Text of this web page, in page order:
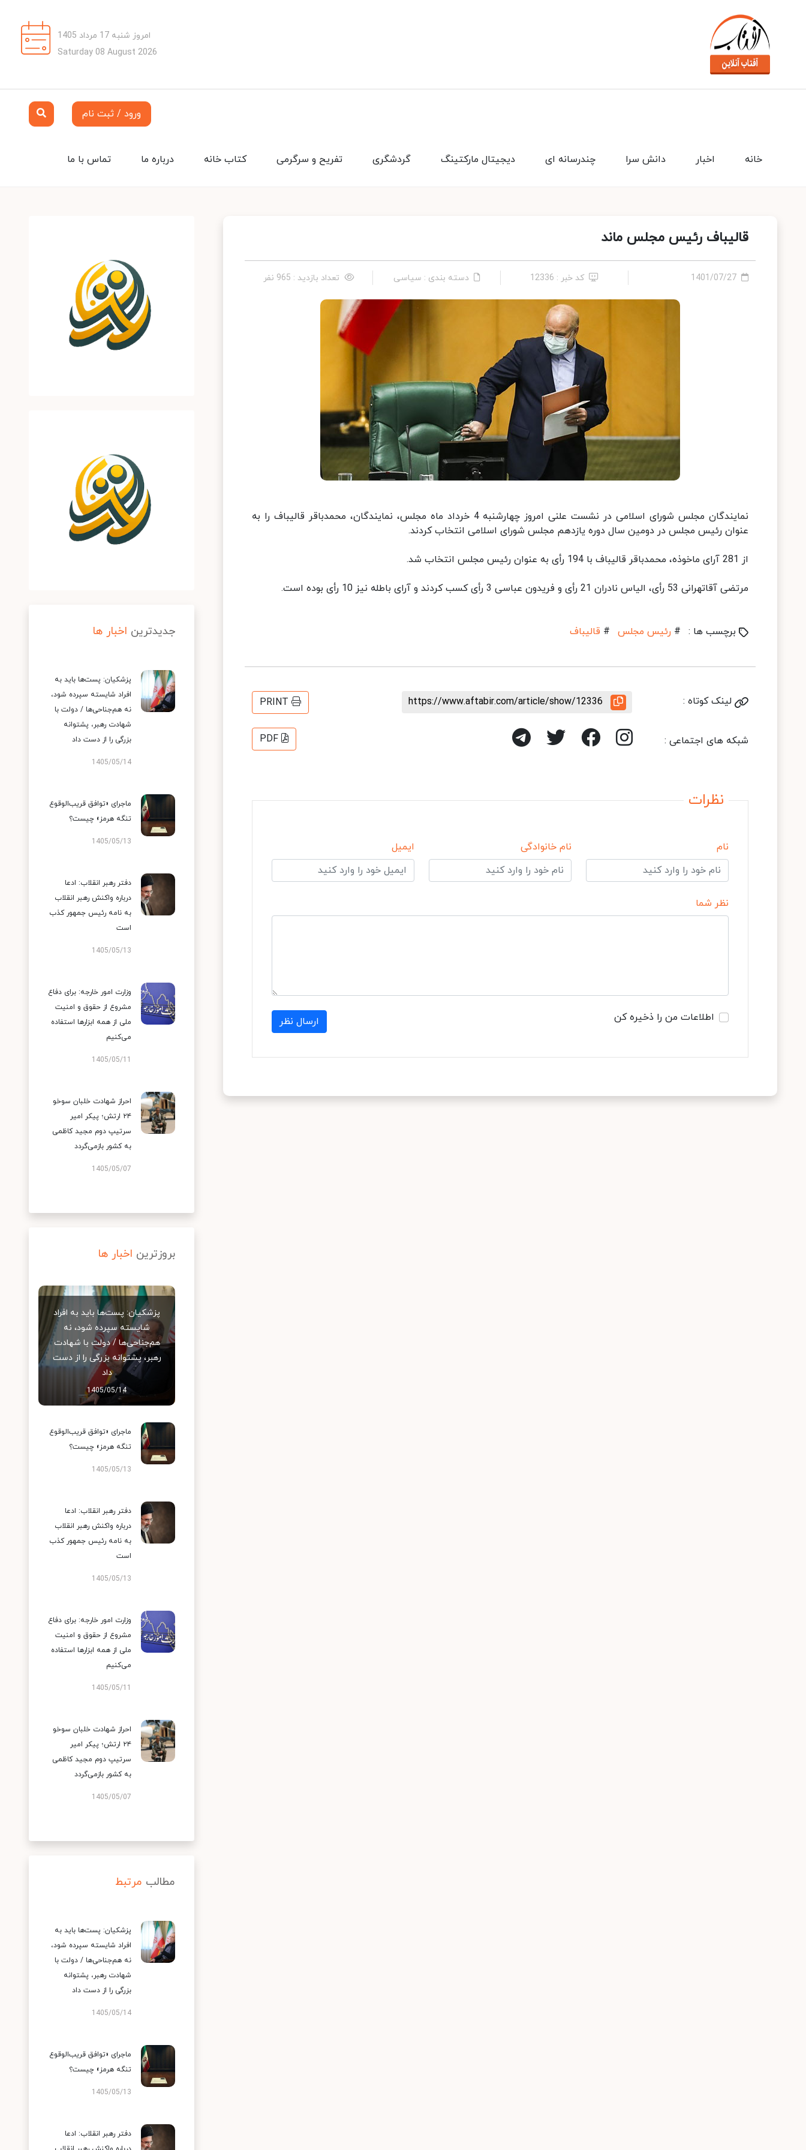
امروز شنبه 17 مرداد 1405
Saturday 08 August 2026
ورود / ثبت نام
تماس با ما درباره ما کتاب خانه تفریح و سرگرمی گردشگری دیجیتال مارکتینگ چندرسانه ای دانش سرا اخبار خانه
قالیباف رئیس مجلس ماند
1401/07/27 کد خبر : 12336 دسته بندی : سیاسی تعداد بازدید : 965 نفر
نمایندگان مجلس شورای اسلامی در نشست علنی امروز چهارشنبه 4 خرداد ماه مجلس، نمایندگان، محمدباقر قالیباف را به
عنوان رئیس مجلس در دومین سال دوره یازدهم مجلس شورای اسلامی انتخاب کردند.
از 281 آرای ماخوذه، محمدباقر قالیباف با 194 رأی به عنوان رئیس مجلس انتخاب شد.
مرتضی آقاتهرانی 53 رأی، الیاس نادران 21 رأی و فریدون عباسی 3 رأی کسب کردند و آرای باطله نیز 10 رأی بوده است.
برچسب ها : # رئیس مجلس # قالیباف
لینک کوتاه : https://www.aftabir.com/article/show/12336
PRINT
شبکه های اجتماعی : PDF
نظرات
نام نام خانوادگی ایمیل
نظر شما
اطلاعات من را ذخیره کن ارسال نظر
جدیدترین اخبار ها
پزشکیان: پست‌ها باید به
افراد شایسته سپرده شود،
نه هم‌جناحی‌ها / دولت با
شهادت رهبر، پشتوانه
بزرگی را از دست داد
1405/05/14
ماجرای «توافق قریب‌الوقوع
تنگه هرمز» چیست؟
1405/05/13
دفتر رهبر انقلاب: ادعا
درباره واکنش رهبر انقلاب
به نامه رئیس جمهور کذب
است
1405/05/13
وزارت امور خارجه: برای دفاع
مشروع از حقوق و امنیت
ملی از همه ابزارها استفاده
می‌کنیم
1405/05/11
احراز شهادت خلبان سوخو
۲۴ ارتش؛ پیکر امیر
سرتیپ دوم مجید کاظمی
به کشور بازمی‌گردد
1405/05/07
بروزترین اخبار ها
پزشکیان: پست‌ها باید به افراد
شایسته سپرده شود، نه
هم‌جناحی‌ها / دولت با شهادت
رهبر، پشتوانه بزرگی را از دست
داد
1405/05/14
ماجرای «توافق قریب‌الوقوع
تنگه هرمز» چیست؟
1405/05/13
دفتر رهبر انقلاب: ادعا
درباره واکنش رهبر انقلاب
به نامه رئیس جمهور کذب
است
1405/05/13
وزارت امور خارجه: برای دفاع
مشروع از حقوق و امنیت
ملی از همه ابزارها استفاده
می‌کنیم
1405/05/11
احراز شهادت خلبان سوخو
۲۴ ارتش؛ پیکر امیر
سرتیپ دوم مجید کاظمی
به کشور بازمی‌گردد
1405/05/07
مطالب مرتبط
پزشکیان: پست‌ها باید به
افراد شایسته سپرده شود،
نه هم‌جناحی‌ها / دولت با
شهادت رهبر، پشتوانه
بزرگی را از دست داد
1405/05/14
ماجرای «توافق قریب‌الوقوع
تنگه هرمز» چیست؟
1405/05/13
دفتر رهبر انقلاب: ادعا